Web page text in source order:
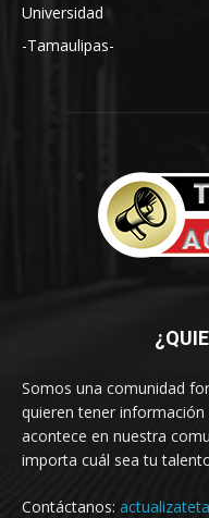
Universidad
-Tamaulipas-
Somos una comunidad
quieren tener
acontece en nuestra
importa cuál sea tu
Contáctanos: